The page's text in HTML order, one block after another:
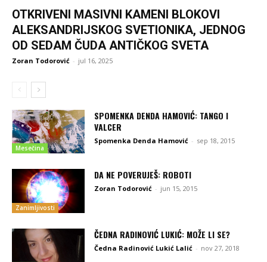
OTKRIVENI MASIVNI KAMENI BLOKOVI
ALEKSANDRIJSKOG SVETIONIKA, JEDNOG
OD SEDAM ČUDA ANTIČKOG SVETA
Zoran Todorović - jul 16, 2025
Mesečina
SPOMENKA DENDA HAMOVIĆ: TANGO I
VALCER
Spomenka Denda Hamović - sep 18, 2015
Zanimljivosti
DA NE POVERUJEŠ: ROBOTI
Zoran Todorović - jun 15, 2015
ČEDNA RADINOVIĆ LUKIĆ: MOŽE LI SE?
Čedna Radinović Lukić Lalić - nov 27, 2018